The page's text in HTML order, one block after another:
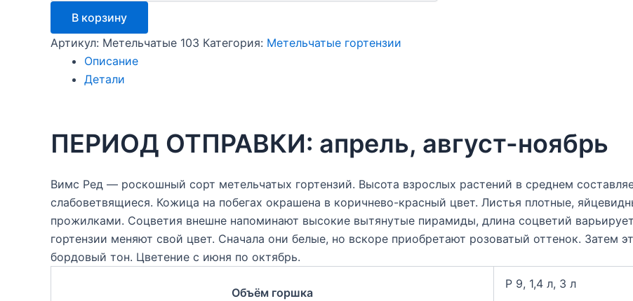
Вимс
(Wims
Red)
В корзину
Артикул: Метельчатые 103 Категория: Метельчатые гортензии
Описание
Детали
ПЕРИОД ОТПРАВКИ: апрель, август-ноябрь
Вимс Ред — роскошный сорт метельчатых гортензий. Высота взрослых растений в среднем
слабоветвящиеся. Кожица на побегах окрашена в коричнево-красный цвет. Листья плотные,
прожилками. Соцветия внешне напоминают высокие вытянутые пирамиды, длина соцветий
гортензии меняют свой цвет. Сначала они белые, но вскоре приобретают розоватый оттенок. Затем
бордовый тон. Цветение с июня по октябрь.
Объём горшка
Р 9, 1,4 л, 3 л